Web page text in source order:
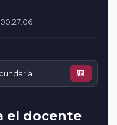
00:27:06
🎒
el docente